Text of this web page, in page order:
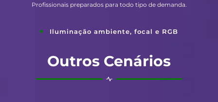
Profissionais preparados para todo tipo de demanda.
Iluminação ambiente, focal e RGB
Outros Cenários